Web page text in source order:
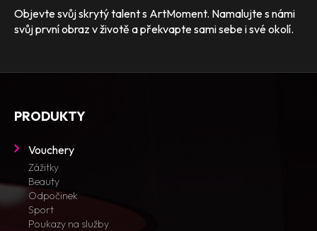
Objevte svůj skrytý talent s ArtMoment. Namalujte s námi
svůj první obraz v životě a překvapte sami sebe i své okolí.
PRODUKTY
Vouchery
Zážitky
Beauty
Odpočinek
Sport
Poukazy na služby